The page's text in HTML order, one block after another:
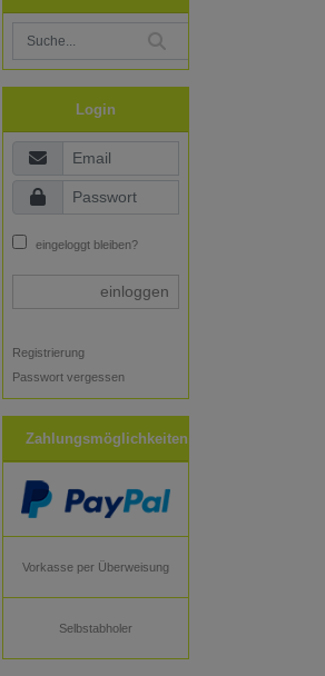
Login
eingeloggt bleiben?
einloggen
Registrierung
Passwort vergessen
Zahlungsmöglichkeiten
Vorkasse per Überweisung
Selbstabholer